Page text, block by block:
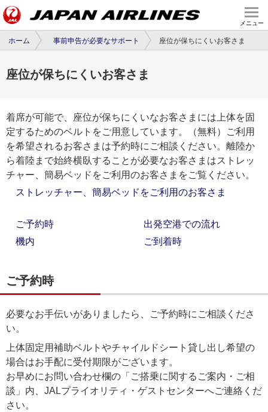
メニュー
ホーム 事前申告が必要なサポート 座位が保ちにくいお客さま
座位が保ちにくいお客さま
着席が可能で、座位が保ちにくいなお客さまには上体を固
定するためのベルトをご用意しています。（無料）ご利用
を希望されるお客さまは予約時にご相談ください。離陸か
ら着陸まで始終横臥することが必要なお客さまはストレッ
チャー、簡易ベッドをご利用のお客さまをご覧ください。
ストレッチャー、簡易ベッドをご利用のお客さま
ご予約時
出発空港での流れ
機内
ご到着時
ご予約時
必要なお手伝いがありましたら、ご予約時にご相談くださ
い。
上体固定用補助ベルトやチャイルドシート貸し出し希望の
場合はお手配に受付期限がございます。
お早めにお問い合わせ欄の「ご搭乗に関するご案内・ご相
談」内、JALプライオリティ・ゲストセンターへご連絡くだ
さい。